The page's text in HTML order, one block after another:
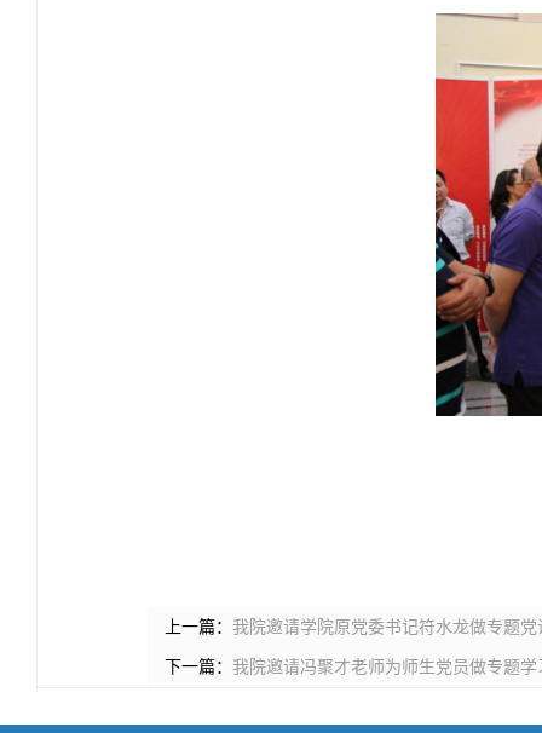
上一篇： 我院邀请学院原党委书记符水龙做专题党
下一篇： 我院邀请冯聚才老师为师生党员做专题